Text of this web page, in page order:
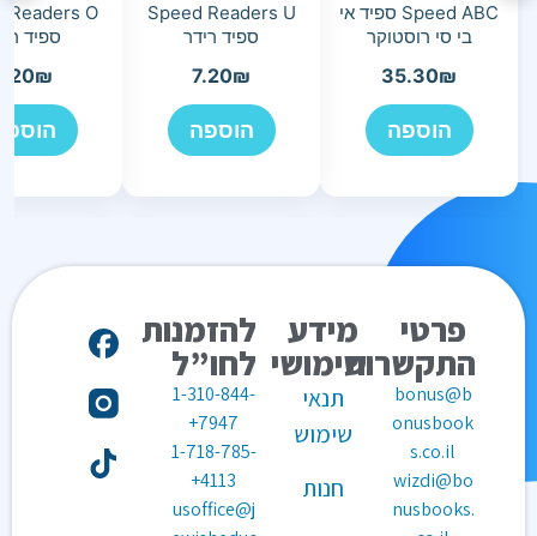
Speed ABC ספיד אי
בי סי רוסטוקר
35.30₪
הוספה
Speed Readers U
ספיד רידר
7.20₪
הוספה
Readers O
ספיד
₪
פרטי
התקשרות
bonus@b
onusbook
s.co.il
wizdi@bo
nusbooks.
מידע
שימושי
תנאי
שימוש
חנות
להזמנות
לחו”ל
1-310-844-
7947+
1-718-785-
4113+
usoffice@j